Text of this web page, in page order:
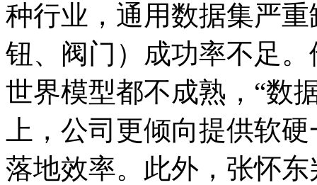
种行业，通用数据集严
钮、阀门）成功率不足
世界模型都不成熟，“数
上，公司更倾向提供软
落地效率。此外，张怀